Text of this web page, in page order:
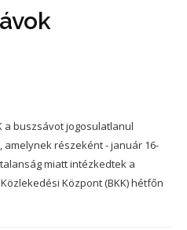
a buszsávot jogosulatlanul
részeként - január 16-
miatt intézkedtek a
Központ (BKK) hétfőn